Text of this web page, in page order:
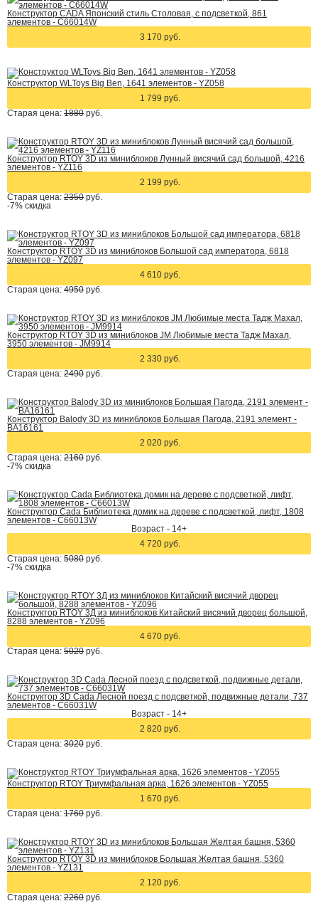
Конструктор CADA Японский стиль Столовая, с подсветкой, 861
элементов - C66014W
3 170 руб.
Конструктор WLToys Big Ben, 1641 элементов - YZ058
1 799 руб.
Старая цена: 1880 руб.
Конструктор RTOY 3D из миниблоков Лунный висячий сад большой, 4216
элементов - YZ116
2 199 руб.
Старая цена: 2350 руб.
-7% скидка
Конструктор RTOY 3D из миниблоков Большой сад императора, 6818
элементов - YZ097
4 610 руб.
Старая цена: 4950 руб.
Конструктор RTOY 3D из миниблоков JM Любимые места Тадж Махал,
3950 элементов - JM9914
2 330 руб.
Старая цена: 2490 руб.
Конструктор Balody 3D из миниблоков Большая Пагода, 2191 элемент -
BA16161
2 020 руб.
Старая цена: 2160 руб.
-7% скидка
Конструктор Cada Библиотека домик на дереве с подсветкой, лифт, 1808
элементов - C66013W
Возраст - 14+
4 720 руб.
Старая цена: 5080 руб.
-7% скидка
Конструктор RTOY 3Д из миниблоков Китайский висячий дворец большой,
8288 элементов - YZ096
4 670 руб.
Старая цена: 5020 руб.
Конструктор 3D Cada Лесной поезд с подсветкой, подвижные детали, 737
элементов - C66031W
Возраст - 14+
2 820 руб.
Старая цена: 3020 руб.
Конструктор RTOY Триумфальная арка, 1626 элементов - YZ055
1 670 руб.
Старая цена: 1760 руб.
Конструктор RTOY 3D из миниблоков Большая Желтая башня, 5360
элементов - YZ131
2 120 руб.
Старая цена: 2260 руб.